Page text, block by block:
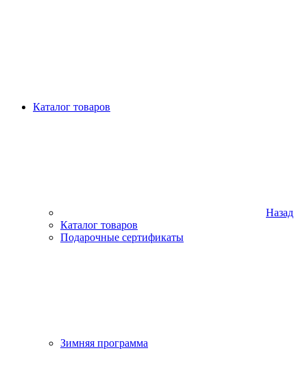
Каталог товаров
Назад
Каталог товаров
Подарочные сертификаты
Зимняя программа